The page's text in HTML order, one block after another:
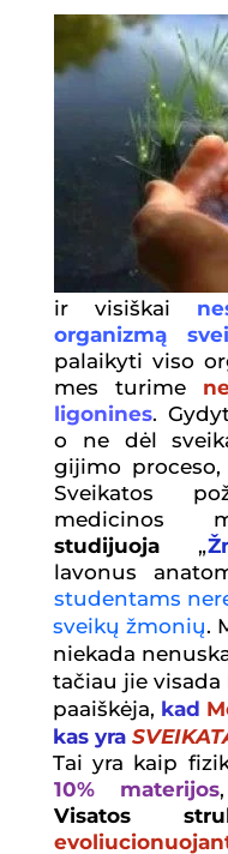
ir visiškai
organizmą
palaikyti viso
mes turime
ligonines.
o ne dėl
gijimo
Sveikatos
medicinos
studijuoja„
lavonus
studentams
sveikų žmonių.
niekada
tačiau jie visada
paaiškėja, kad
kas yra
Tai yra kaip
10% materijos
Visatos